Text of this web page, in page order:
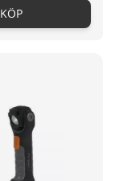
KÖP